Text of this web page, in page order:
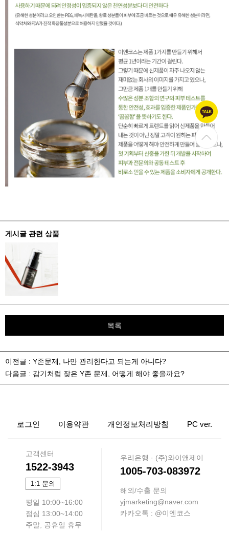
게시글 관련 상품
목록
이전글 : Y존문제, 나만 관리한다고 되는게 아니다?
다음글 : 감기처럼 잦은 Y존 문제, 어떻게 해야 좋을까요?
로그인 이용약관 개인정보처리방침 PC ver.
고객센터
1522-3943
1:1 문의
평일 10:00~16:00
점심 13:00~14:00
주말, 공휴일 휴무
우리은행 · (주)와이앤제이
1005-703-083972
해외/수출 문의
yjmarketing@naver.com
카카오톡 : @이엔코스